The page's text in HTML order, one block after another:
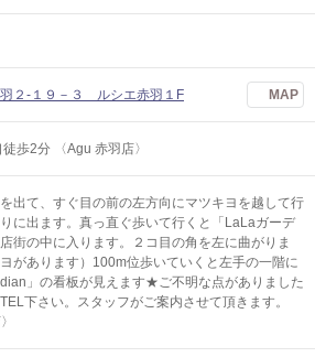
２-１９－３ ルシエ赤羽１F MAP
歩2分 〈Agu 赤羽店〉
出て、すぐ目の前の左方向にマツキヨを越して行
に出ます。真っ直ぐ歩いて行くと「LaLaガーデ
街の中に入ります。２コ目の角を左に曲がりま
があります）100m位歩いていくと左手の一階に
」の看板が見えます★ご不明な点がありました
下さい。スタッフがご案内させて頂きます。